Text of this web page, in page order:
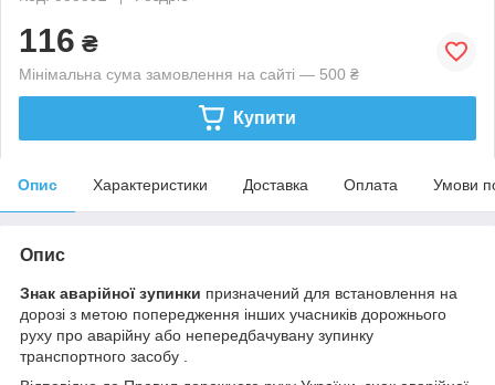
116 ₴
Мінімальна сума замовлення на сайті — 500 ₴
Купити
Опис Характеристики Доставка Оплата Умови
Опис
Знак аварійної зупинки призначений для встановлення на
дорозі з метою попередження інших учасників дорожнього
руху про аварійну або непередбачувану зупинку
транспортного засобу .